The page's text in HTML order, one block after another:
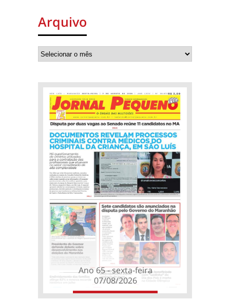
Arquivo
Ano 65 - sexta-feira
07/08/2026